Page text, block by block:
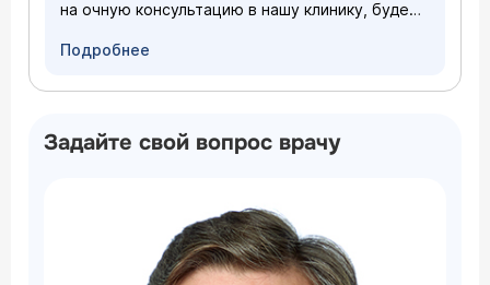
на очную консультацию в нашу клинику, будем
Подробнее
Задайте свой вопрос врачу